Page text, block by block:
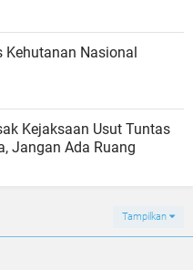
Kehutanan Nasional
Kejaksaan Usut Tuntas
Jangan Ada Ruang
Tampilkan